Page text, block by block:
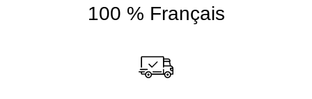
100 % Français